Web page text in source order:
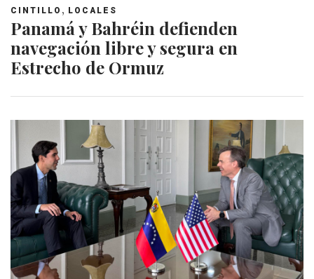
CINTILLO , LOCALES
Panamá y Bahréin defienden
navegación libre y segura en
Estrecho de Ormuz